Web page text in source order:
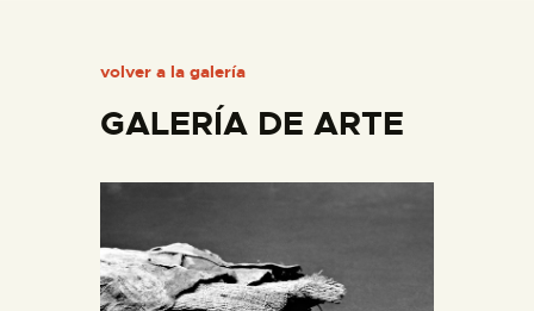
EL MUSEO
COLECCIONES
DIDÁCTICA
volver a la galería
GALERÍA DE ARTE